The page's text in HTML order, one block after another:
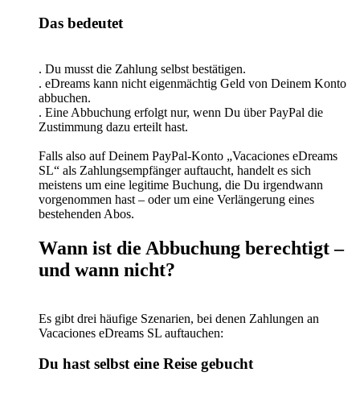
Das bedeutet
. Du musst die Zahlung selbst bestätigen.
. eDreams kann nicht eigenmächtig Geld von Deinem Konto
abbuchen.
. Eine Abbuchung erfolgt nur, wenn Du über PayPal die
Zustimmung dazu erteilt hast.
Falls also auf Deinem PayPal-Konto „Vacaciones eDreams
SL“ als Zahlungsempfänger auftaucht, handelt es sich
meistens um eine legitime Buchung, die Du irgendwann
vorgenommen hast – oder um eine Verlängerung eines
bestehenden Abos.
Wann ist die Abbuchung berechtigt –
und wann nicht?
Es gibt drei häufige Szenarien, bei denen Zahlungen an
Vacaciones eDreams SL auftauchen:
Du hast selbst eine Reise gebucht